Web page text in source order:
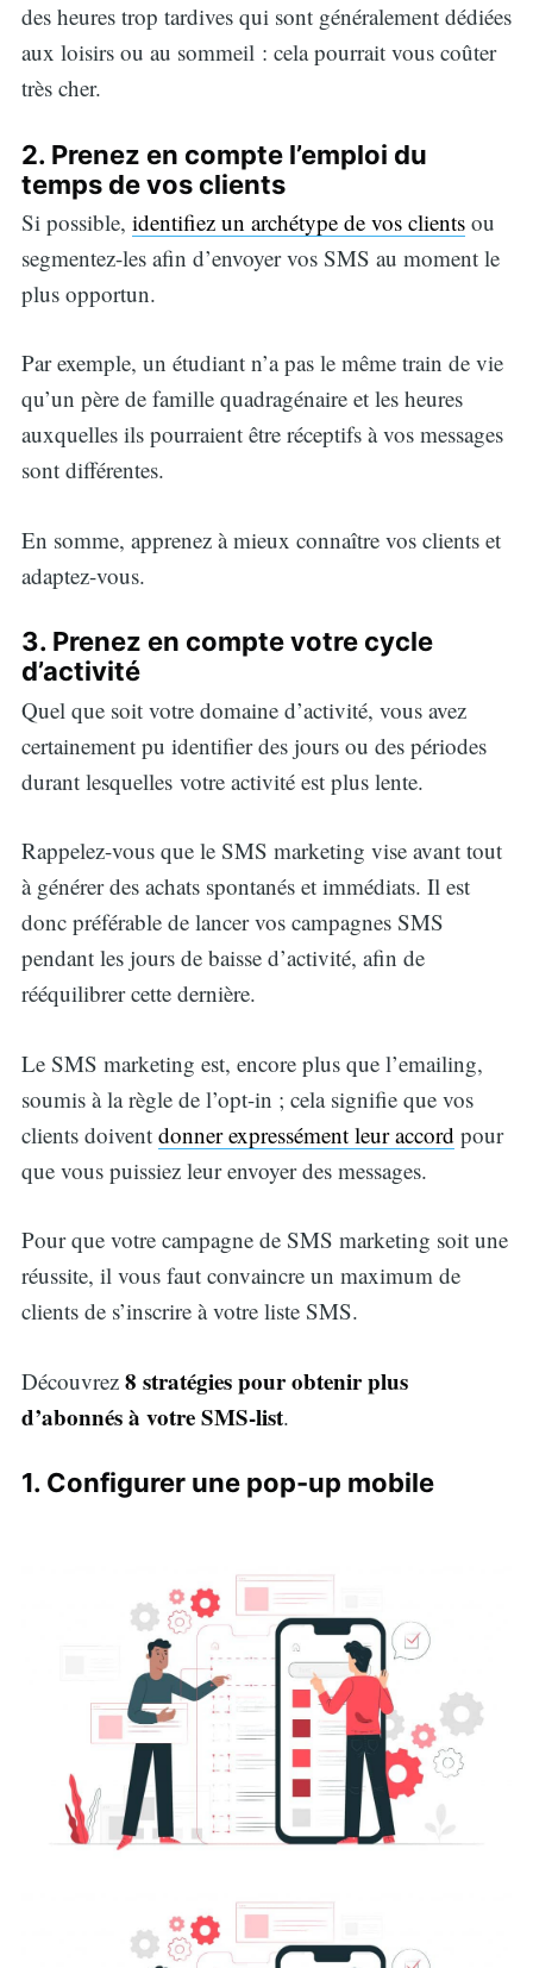
des heures trop tardives qui sont généralement dédiées
aux loisirs ou au sommeil : cela pourrait vous coûter
très cher.
2. Prenez en compte l’emploi du
temps de vos clients
Si possible, identifiez un archétype de vos clientsou
segmentez-les afin d’envoyer vos SMS au moment le
plus opportun.
Par exemple, un étudiant n’a pas le même train de vie
qu’un père de famille quadragénaire et les heures
auxquelles ils pourraient être réceptifs à vos messages
sont différentes.
En somme, apprenez à mieux connaître vos clients et
adaptez-vous.
3. Prenez en compte votre cycle
d’activité
Quel que soit votre domaine d’activité, vous avez
certainement pu identifier des jours ou des périodes
durant lesquelles votre activité est plus lente.
Rappelez-vous que le SMS marketing vise avant tout
à générer des achats spontanés et immédiats. Il est
donc préférable de lancer vos campagnes SMS
pendant les jours de baisse d’activité, afin de
rééquilibrer cette dernière.
Le SMS marketing est, encore plus que l’emailing,
soumis à la règle de l’opt-in ; cela signifie que vos
clients doivent donner expressément leur accord pour
que vous puissiez leur envoyer des messages.
Pour que votre campagne de SMS marketing soit une
réussite, il vous faut convaincre un maximum de
clients de s’inscrire à votre liste SMS.
Découvrez 8 stratégies pour obtenir plus
d’abonnés à votre SMS-list.
1. Configurer une pop-up mobile